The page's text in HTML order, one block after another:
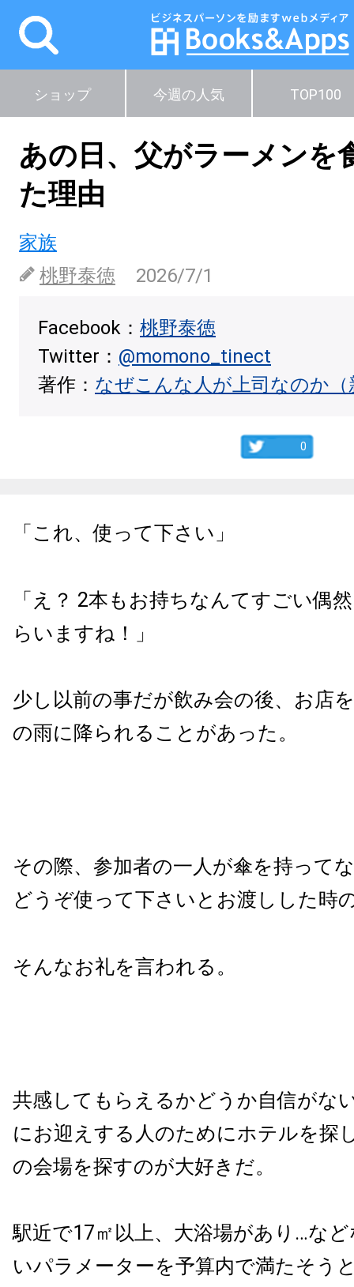
ショップ 今週の人気 TOP100
あの日、父がラーメンを
た理由
家族
桃野泰徳
2026/7/1
Facebook： 桃野泰徳
Twitter： @momono_tinect
著作： なぜこんな人が上司なのか（
0
「これ、使って下さい」
「え？ 2本もお持ちなんてすごい偶
らいますね！」
少し以前の事だが飲み会の後、お店
の雨に降られることがあった。
その際、参加者の一人が傘を持って
どうぞ使って下さいとお渡しした時
そんなお礼を言われる。
共感してもらえるかどうか自信がな
にお迎えする人のためにホテルを探
の会場を探すのが大好きだ。
駅近で17㎡以上、大浴場があり…な
いパラメーターを予算内で満たそう